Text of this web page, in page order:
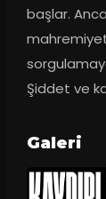
başlar.
mahremiyet
Şiddet ve
Galeri